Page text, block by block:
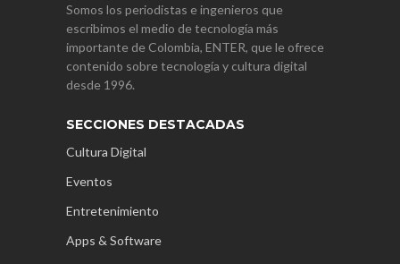
Somos los periodistas e ingenieros que
escribimos el medio de tecnología más
importante de Colombia, ENTER, que le ofrece
contenido sobre tecnología y cultura digital
desde 1996.
SECCIONES DESTACADAS
Cultura Digital
Eventos
Entretenimiento
Apps & Software